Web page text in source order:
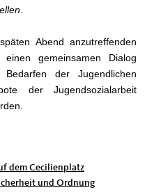
ten Abend anzutreffenden
gemeinsamen Dialog
der Jugendlichen
der Jugendsozialarbeit
dem Cecilienplatz
und Ordnung